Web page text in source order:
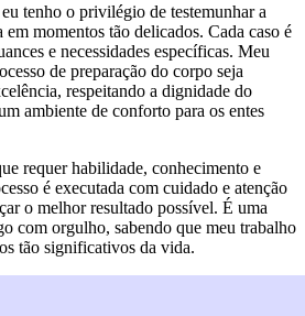
tenho o privilégio de testemunhar a
momentos tão delicados. Cada caso é
e necessidades específicas. Meu
de preparação do corpo seja
respeitando a dignidade do
ambiente de conforto para os entes
requer habilidade, conhecimento e
é executada com cuidado e atenção
o melhor resultado possível. É uma
com orgulho, sabendo que meu trabalho
tão significativos da vida.